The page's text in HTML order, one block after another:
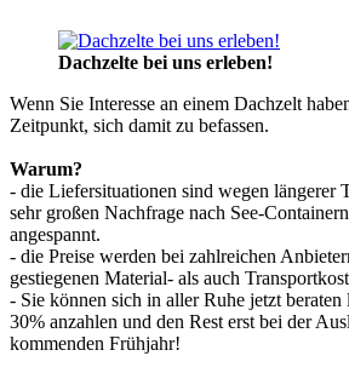
Dachzelte bei uns erleben!
Wenn Sie Interesse an einem Dachzelt
Zeitpunkt, sich damit zu befassen.
Warum?
- die Liefersituationen sind wegen längerer
sehr großen Nachfrage nach See-
angespannt.
- die Preise werden bei zahlreichen
gestiegenen Material- als auch
- Sie können sich in aller Ruhe jetzt beraten
30% anzahlen und den Rest erst bei der
kommenden Frühjahr!